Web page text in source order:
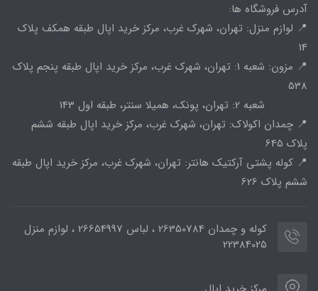
آدرس فروشگاه ها:
📍 لوازم منزل: تهران، شهرک غرب، مرکز خرید اپال طبقه همکف پلاک
14
📍 مزون: شعبه 1: تهران، شهرک غرب، مرکز خرید اپال طبقه پنجم پلاک
538
شعبه 2: تهران، پونک، همیلا سنتر، طبقه اول 143
📍 چمدان اکولاک: تهران، شهرک غرب، مرکز خرید اپال طبقه ششم
پلاک 645
📍 کوله پشتی آرکتیک هانتر: تهران، شهرک غرب، مرکز خرید اپال طبقه
ششم پلاک 626
کوله و چمدان 26350784 ، لباس 26654997 ، لوازم منزل
22384025